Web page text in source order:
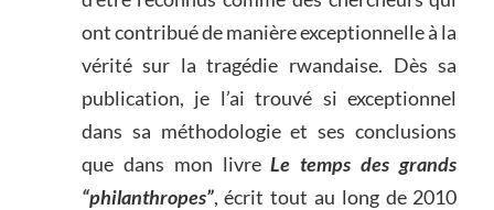
ont contribué de manière exceptionnelle à la
vérité sur la tragédie rwandaise. Dès sa
publication, je l’ai trouvé si exceptionnel
dans sa méthodologie et ses conclusions
que dans mon livreLe temps des grands
“philanthropes”, écrit tout au long de 2010